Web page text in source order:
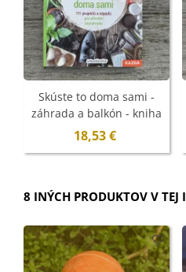
Skúste to doma sami -
záhrada a balkón - kniha
- 1 ks
18,53 €
8 INÝCH PRODUKTOV V TEJ